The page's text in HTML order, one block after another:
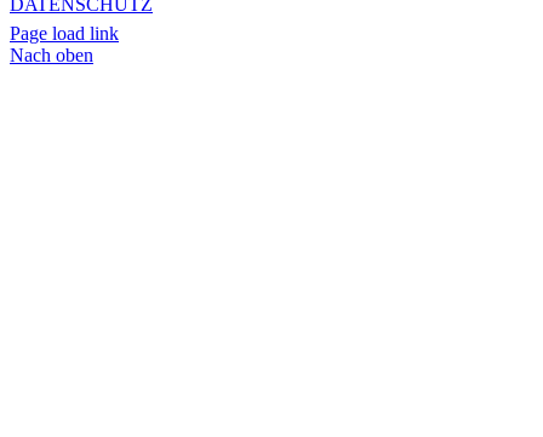
DATENSCHUTZ
Page load link
Nach oben